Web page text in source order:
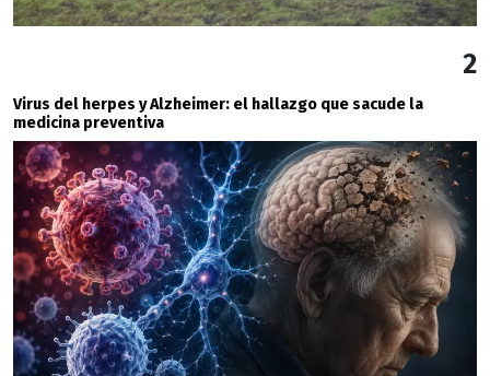
2
Virus del herpes y Alzheimer: el hallazgo que sacude la
medicina preventiva